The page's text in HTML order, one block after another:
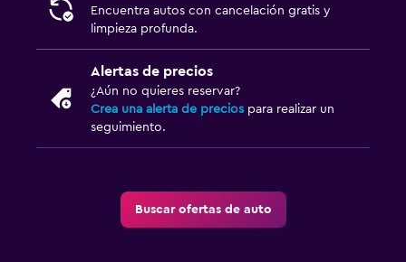
Encuentra autos con cancelación gratis y
limpieza profunda.
Alertas de precios
¿Aún no quieres reservar?
Crea una alerta de precios para realizar un
seguimiento.
Buscar ofertas de auto